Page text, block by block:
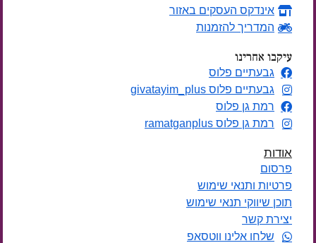
אינדקס העסקים באזור
המדריך להזמנות
עיקבו אחרינו
גבעתיים פלוס
גבעתיים פלוס givatayim_plus
רמת גן פלוס
רמת גן פלוס ramatganplus
אודות
פרסום
פרטיות ותנאי שימוש
תוכן שיווקי תנאי שימוש
יצירת קשר
שלחו אלינו ווטסאפ